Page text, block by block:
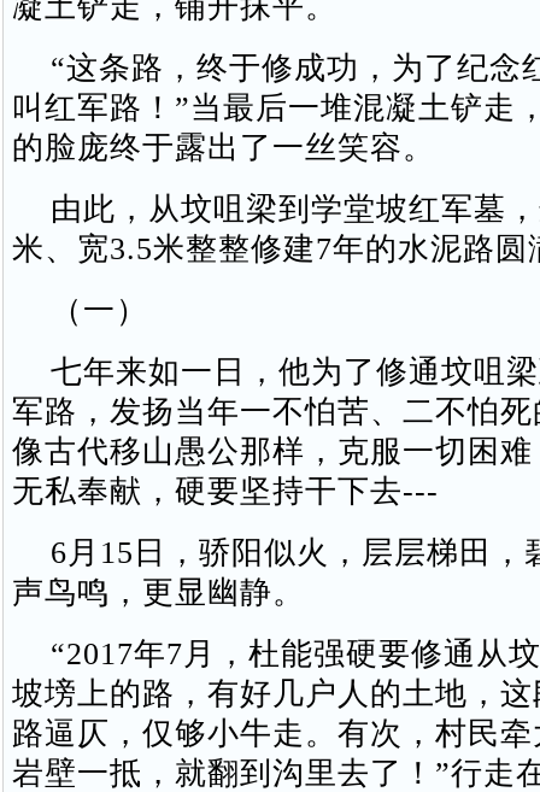
“这条路，终于修成功，为了纪念
叫红军路！”当最后一堆混凝土铲走
的脸庞终于露出了一丝笑容。
由此，从坟咀梁到学堂坡红军墓
米、宽3.5米整整修建7年的水泥路
（一）
七年来如一日，他为了修通坟咀
军路，发扬当年一不怕苦、二不怕
像古代移山愚公那样，克服一切困
无私奉献，硬要坚持干下去---
6月15日，骄阳似火，层层梯田，
声鸟鸣，更显幽静。
“2017年7月，杜能强硬要修通从
坡塝上的路，有好几户人的土地，
路逼仄，仅够小牛走。有次，村民
岩壁一抵，就翻到沟里去了！”行走